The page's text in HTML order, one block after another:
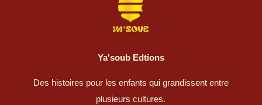
Ya'soub Edtions
Des histoires pour les enfants qui grandissent entre
plusieurs cultures.